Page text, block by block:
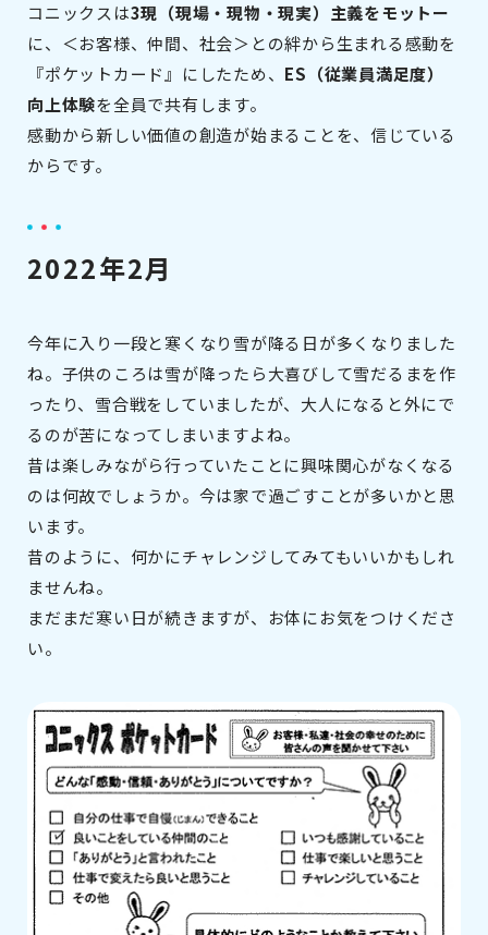
コニックスは3現（現場・現物・現実）主義をモットー
に、＜お客様、仲間、社会＞との絆から生まれる感動を
『ポケットカード』にしたため、 ES（従業員満足度）
向上体験を全員で共有します。
感動から新しい価値の創造が始まることを、信じている
からです。
2022年2月
今年に入り一段と寒くなり雪が降る日が多くなりました
ね。子供のころは雪が降ったら大喜びして雪だるまを作
ったり、雪合戦をしていましたが、大人になると外にで
るのが苦になってしまいますよね。
昔は楽しみながら行っていたことに興味関心がなくなる
のは何故でしょうか。今は家で過ごすことが多いかと思
います。
昔のように、何かにチャレンジしてみてもいいかもしれ
ませんね。
まだまだ寒い日が続きますが、お体にお気をつけくださ
い。